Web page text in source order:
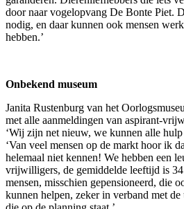
door naar vogelopvang De Bonte Piet.
nodig, en daar kunnen ook mensen
hebben.’
Onbekend museum
Janita Rustenburg van het
met alle aanmeldingen van aspirant-
‘Wij zijn net nieuw, we kunnen alle
‘Van veel mensen op de markt hoor ik
helemaal niet kennen! We hebben een
vrijwilligers, de gemiddelde leeftijd is
mensen, misschien gepensioneerd, die
kunnen helpen, zeker in verband met